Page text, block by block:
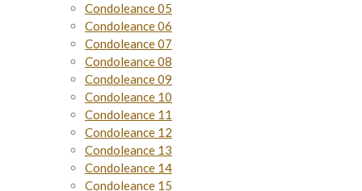
Condoleance 05
Condoleance 06
Condoleance 07
Condoleance 08
Condoleance 09
Condoleance 10
Condoleance 11
Condoleance 12
Condoleance 13
Condoleance 14
Condoleance 15